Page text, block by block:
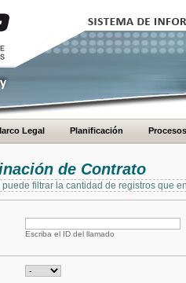
Legal Planificación Procesos
de Contrato
filtrar la cantidad de registros que
Escriba el ID del llamado